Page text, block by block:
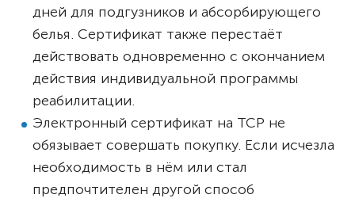
дней для подгузников и абсорбирующего
белья. Сертификат также перестаёт
действовать одновременно с окончанием
действия индивидуальной программы
реабилитации.
Электронный сертификат на ТСР не
обязывает совершать покупку. Если исчезла
необходимость в нём или стал
предпочтителен другой способ